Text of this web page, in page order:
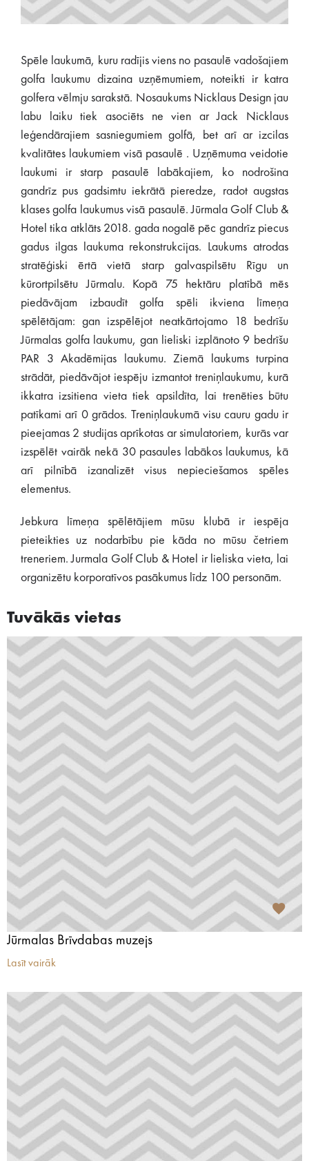
Spēle laukumā, kuru radījis viens no pasaulē vadošajiem
golfa laukumu dizaina uzņēmumiem, noteikti ir katra
golfera vēlmju sarakstā. Nosaukums Nicklaus Design jau
labu laiku tiek asociēts ne vien ar Jack Nicklaus
leģendārajiem sasniegumiem golfā, bet arī ar izcilas
kvalitātes laukumiem visā pasaulē . Uzņēmuma veidotie
laukumi ir starp pasaulē labākajiem, ko nodrošina
gandrīz pus gadsimtu iekrātā pieredze, radot augstas
klases golfa laukumus visā pasaulē. Jūrmala Golf Club &
Hotel tika atklāts 2018. gada nogalē pēc gandrīz piecus
gadus ilgas laukuma rekonstrukcijas. Laukums atrodas
stratēģiski ērtā vietā starp galvaspilsētu Rīgu un
kūrortpilsētu Jūrmalu. Kopā 75 hektāru platībā mēs
piedāvājam izbaudīt golfa spēli ikviena līmeņa
spēlētājam: gan izspēlējot neatkārtojamo 18 bedrīšu
Jūrmalas golfa laukumu, gan lieliski izplānoto 9 bedrīšu
PAR 3 Akadēmijas laukumu. Ziemā laukums turpina
strādāt, piedāvājot iespēju izmantot treniņlaukumu, kurā
ikkatra izsitiena vieta tiek apsildīta, lai trenēties būtu
patīkami arī 0 grādos. Treniņlaukumā visu cauru gadu ir
pieejamas 2 studijas aprīkotas ar simulatoriem, kurās var
izspēlēt vairāk nekā 30 pasaules labākos laukumus, kā
arī pilnībā izanalizēt visus nepieciešamos spēles
elementus.
Jebkura līmeņa spēlētājiem mūsu klubā ir iespēja
pieteikties uz nodarbību pie kāda no mūsu četriem
treneriem. Jurmala Golf Club & Hotel ir lieliska vieta, lai
organizētu korporatīvos pasākumus līdz 100 personām.
Tuvākās vietas
Jūrmalas Brīvdabas muzejs
Lasīt vairāk